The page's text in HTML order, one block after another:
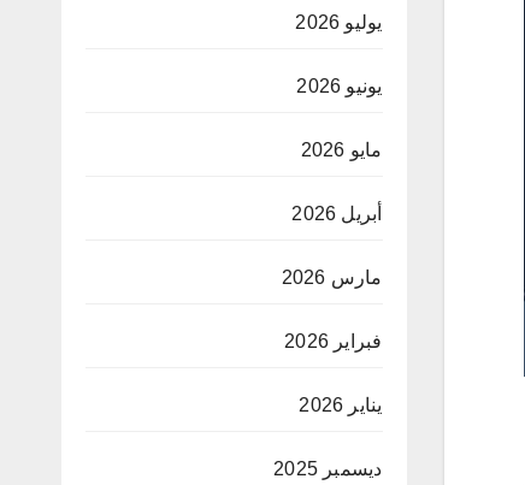
يوليو 2026
يونيو 2026
مايو 2026
أبريل 2026
مارس 2026
فبراير 2026
يناير 2026
ديسمبر 2025